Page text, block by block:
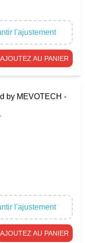
l'ajustement
AJOUTEZ AU PANIER
by MEVOTECH -
l'ajustement
AJOUTEZ AU PANIER